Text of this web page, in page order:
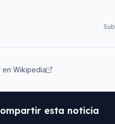
en Wikipedia
esta noticia